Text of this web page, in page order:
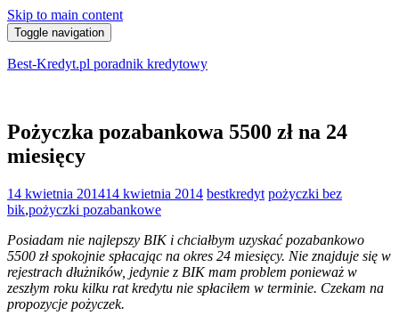
Skip to main content
Toggle navigation
Best-Kredyt.pl poradnik kredytowy
Pożyczka pozabankowa 5500 zł na 24
miesięcy
14 kwietnia 201414 kwietnia 2014 bestkredyt pożyczki bez
bik,pożyczki pozabankowe
Posiadam nie najlepszy BIK i chciałbym uzyskać pozabankowo
5500 zł spokojnie spłacając na okres 24 miesięcy. Nie znajduje się w
rejestrach dłużników, jedynie z BIK mam problem ponieważ w
zeszłym roku kilku rat kredytu nie spłaciłem w terminie. Czekam na
propozycje pożyczek.